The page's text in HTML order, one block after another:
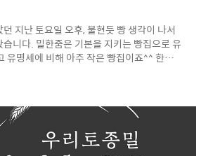
지난 토요일 오후, 불현듯 빵 생각이 나서
니다. 밀한줌은 기본을 지키는 빵집으로 유
유명세에 비해 아주 작은 빵집이죠^^ 한번
후라 시간적으로 여유도 있고 해서 찬찬히
는 빵 사진 대방출입니다! (많이도 찍어왔
쏘옥 녹차큐브" 지금부터는 빵 이외의 제품
빵 3가지] ​ "우리쌀 현미식빵" "쑥떡콩떡"
셔갑니다. 직원분이 허락해 주셔서 식빵 커팅